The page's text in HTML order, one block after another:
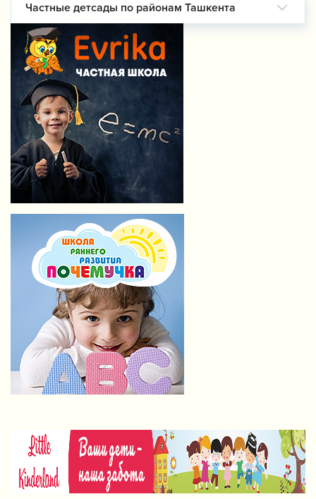
Частные детсады по районам Ташкента